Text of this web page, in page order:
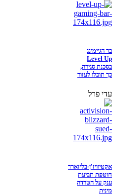
בר הגיימינג
Level Up
בסכנת סגירה,
כך תוכלו לעזור
עדי פרל
אקטיוויז'ן-בליזארד
חוטפת תביעת
ענק על הטרדה
מינית